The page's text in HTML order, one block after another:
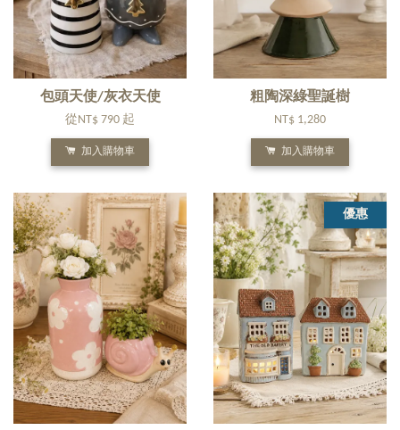
包頭天使/灰衣天使
從 NT$ 790 起
加入購物車
粗陶深綠聖誕樹
NT$ 1,280
加入購物車
優惠